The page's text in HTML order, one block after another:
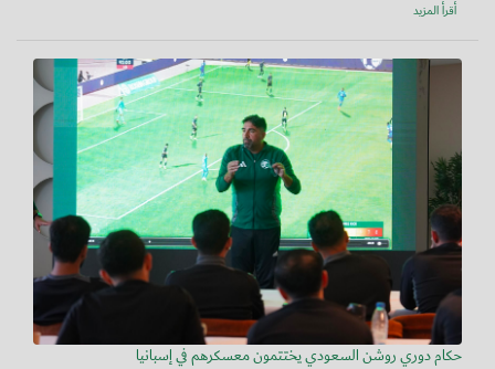
أقرأ المزيد
حكام دوري روشن السعودي يختتمون معسكرهم في إسبانيا